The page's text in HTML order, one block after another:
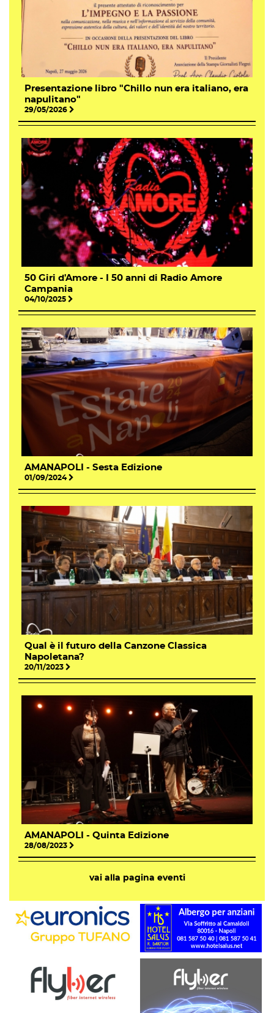
Presentazione libro "Chillo nun era italiano, era
napulitano"
29/05/2026
50 Giri d'Amore - I 50 anni di Radio Amore
Campania
04/10/2025
AMANAPOLI - Sesta Edizione
01/09/2024
Qual è il futuro della Canzone Classica
Napoletana?
20/11/2023
AMANAPOLI - Quinta Edizione
28/08/2023
vai alla pagina eventi